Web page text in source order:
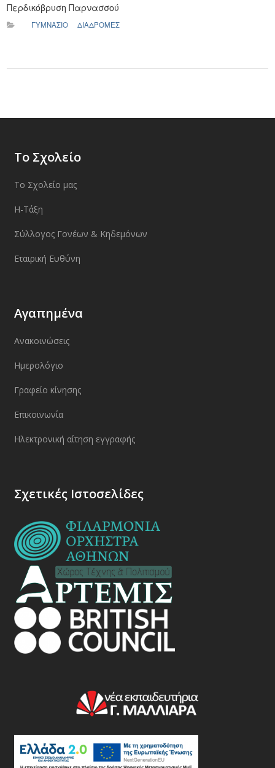
Περδικόβρυση Παρνασσού
ΓΥΜΝΑΣΙΟ ΔΙΑΔΡΟΜΕΣ
Το Σχολείο
Το Σχολείο μας
Η-Τάξη
Σύλλογος Γονέων & Κηδεμόνων
Εταιρική Ευθύνη
Αγαπημένα
Ανακοινώσεις
Ημερολόγιο
Γραφείο κίνησης
Επικοινωνία
Ηλεκτρονική αίτηση εγγραφής
Σχετικές Ιστοσελίδες